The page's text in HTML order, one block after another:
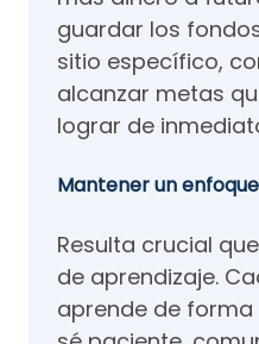
guardar los
sitio específico,
alcanzar metas
lograr de
Mantener un
Resulta crucial
de aprendizaje.
aprende de forma